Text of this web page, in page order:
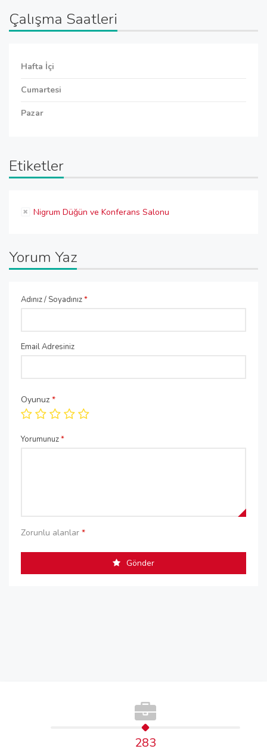
Çalışma Saatleri
Hafta İçi
Cumartesi
Pazar
Etiketler
Nigrum Düğün ve Konferans Salonu
Yorum Yaz
Adınız / Soyadınız*
Email Adresiniz
Oyunuz *
Yorumunuz*
Zorunlu alanlar *
Gönder
283